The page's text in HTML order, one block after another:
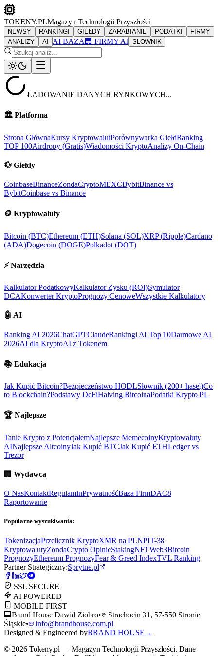
TOKENY.PLMagazyn Technologii Przyszłości
NEWSY RANKINGI GIEŁDY ZARABIANIE PODATKI
FIRMY
ANALIZY
AI AI BAZA 🏢 FIRMY AI SŁOWNIK
ŁADOWANIE DANYCH RYNKOWYCH...
🏛️ Platforma
Strona GłównaKursy KryptowalutPorównywarka GiełdRanking
TOP 100Airdropy (Gratis)Wiadomości KryptoAnalizy On-Chain
💱 Giełdy
CoinbaseBinanceZondaCryptoMEXCBybitBinance vs
BybitCoinbase vs Binance
🪙 Kryptowaluty
Bitcoin (BTC)Ethereum (ETH)Solana (SOL)XRP (Ripple)Cardano
(ADA)Dogecoin (DOGE)Polkadot (DOT)
⚡ Narzędzia
Kalkulator PodatkowyKalkulator Zysku (ROI)Symulator
DCAKonwerter KryptoPrognozy CenoweWszystkie Kalkulatory
🤖 AI
Ranking AI 2026ChatGPTClaudeRankingi AI Top 10Darmowe AI
2026AI dla KryptoAI z Tokenem
📚 Edukacja
Jak Kupić Bitcoin?Bezpieczeństwo HODLSłownik (200+ haseł)Co
to Blockchain?Podstawy DeFiHalving BitcoinaPodatki Krypto PL
🏆 Najlepsze
Tanie Krypto z PotencjałemNajlepsze MemecoinyKryptowaluty
AINajlepsze AltcoinyJak Kupić BTCJak Kupić ETHLedger vs
Trezor
🏢 Wydawca
O NasKontaktRegulaminPrywatnośćBaza FirmDAC8
Raportowanie
Popularne wyszukiwania:
TokenizacjaPrzelicznik KryptoXMR na PLNPIT-38
KryptowalutyZondaCrypto OpinieStakingNFTWeb3Bitcoin
PrognozyEthereum PrognozyFear & Greed IndexTVL Ranking
Partner Strategiczny:Sprytne.pl
SSL SECURE
AI POWERED
MOBILE FIRST
🏢 Brand House Dawid Ziobro•
Strachocin 31, 57-550 Stronie
Śląskie•
info@brandhouse.com.pl
Designed & Engineered byBRAND HOUSE →
© 2026 Tokeny.pl — Magazyn Technologii Przyszłości. Dane